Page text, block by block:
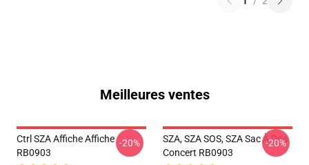
Meilleures ventes
Ctrl SZA Affiche Affiche
RB0903
-20%
SZA, SZA SOS, SZA Sac À Dos
Concert RB0903
-20%